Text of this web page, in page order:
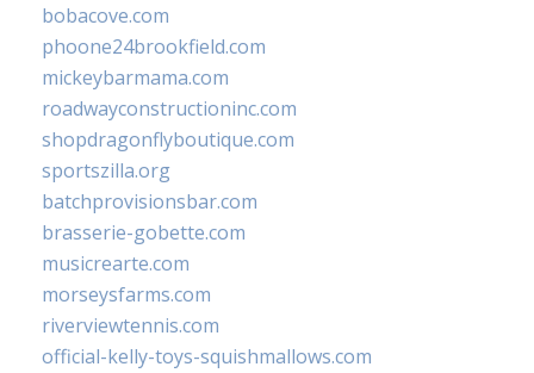
bobacove.com
phoone24brookfield.com
mickeybarmama.com
roadwayconstructioninc.com
shopdragonflyboutique.com
sportszilla.org
batchprovisionsbar.com
brasserie-gobette.com
musicrearte.com
morseysfarms.com
riverviewtennis.com
official-kelly-toys-squishmallows.com